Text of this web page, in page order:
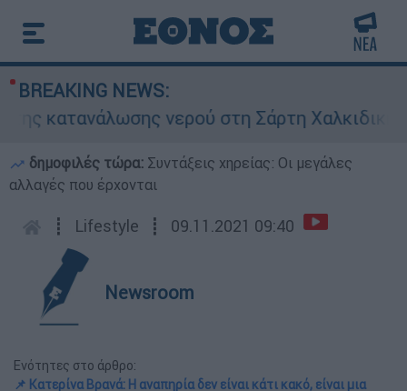
BREAKING NEWS:
νερού στη Σάρτη Χαλκιδικής -
δημοφιλές τώρα: Συντάξεις χηρείας: Οι μεγάλες
αλλαγές που έρχονται
┋ Lifestyle ┋ 09.11.2021 09:40
Newsroom
Ενότητες στο άρθρο:
📌 Κατερίνα Βρανά: Η αναπηρία δεν είναι κάτι κακό, είναι μια